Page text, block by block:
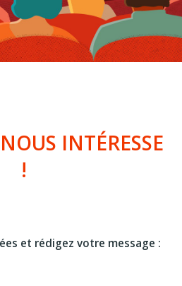
INTÉRESSE
!
et rédigez votre message :